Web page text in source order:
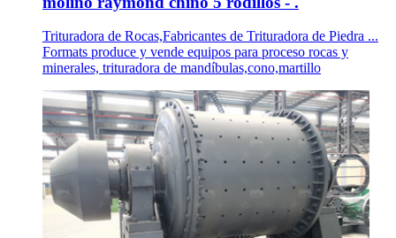
Trituradora de Rocas,Fabricantes de Trituradora de Piedra ...
Formats produce y vende equipos para proceso rocas y
minerales, trituradora de mandíbulas,cono,martillo